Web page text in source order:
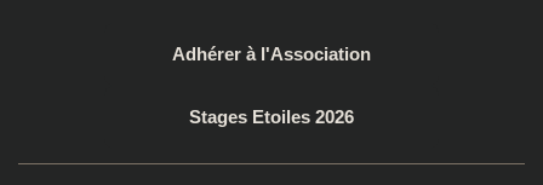
Adhérer à l'Association
Stages Etoiles 2026